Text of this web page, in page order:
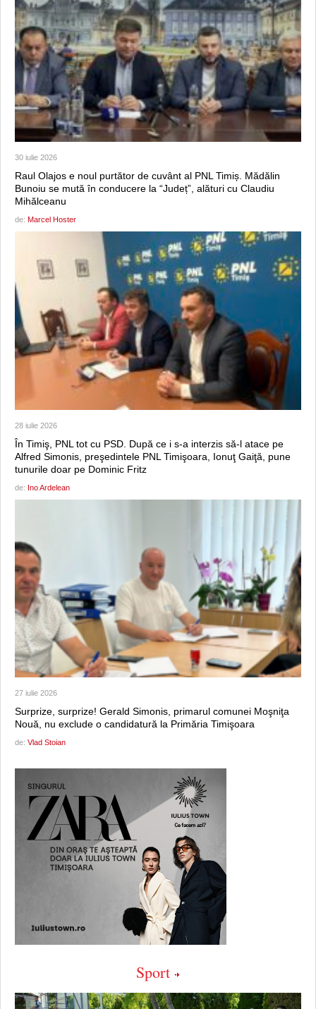
30 iulie 2026
Raul Olajos e noul purtător de cuvânt al PNL Timiș. Mădălin
Bunoiu se mută în conducere la “Județ”, alături cu Claudiu
Mihălceanu
de: Marcel Hoster
28 iulie 2026
În Timiş, PNL tot cu PSD. După ce i s-a interzis să-l atace pe
Alfred Simonis, preşedintele PNL Timişoara, Ionuţ Gaiţă, pune
tunurile doar pe Dominic Fritz
de: Ino Ardelean
27 iulie 2026
Surprize, surprize! Gerald Simonis, primarul comunei Moşniţa
Nouă, nu exclude o candidatură la Primăria Timişoara
de: Vlad Stoian
Sport